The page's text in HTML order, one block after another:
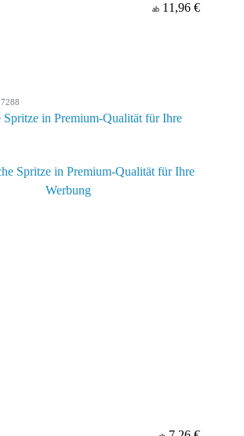
ab 11,96 €
Spritze in Premium-Qualität für Ihre